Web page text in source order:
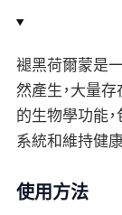
褪黑荷爾蒙是
然產生，大量
的生物學功能
系統和維持健
使用方法